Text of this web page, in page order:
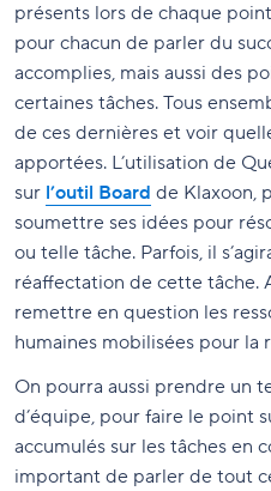
présents lors de chaque
pour chacun de parler du
accomplies, mais aussi des
certaines tâches. Tous
de ces dernières et voir
apportées. L’utilisation de
sur l’outil Board de Klaxoon,
soumettre ses idées pour
ou telle tâche. Parfois, il
réaffectation de cette tâche.
remettre en question les
humaines mobilisées pour la
On pourra aussi prendre un
d’équipe, pour faire le point
accumulés sur les tâches en
important de parler de tout